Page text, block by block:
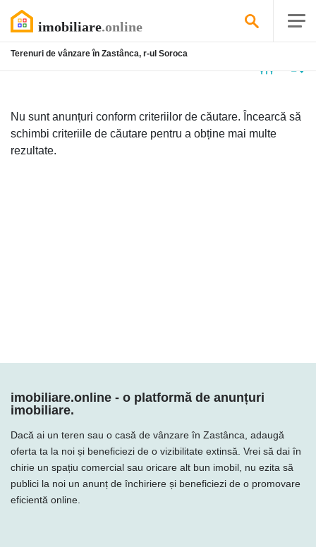
Terenuri de vânzare în Zastânca, r-ul Soroca
Nu sunt anunțuri conform criteriilor de căutare. Încearcă să
schimbi criteriile de căutare pentru a obține mai multe
rezultate.
imobiliare.online - o platformă de anunțuri
imobiliare.
Dacă ai un teren sau o casă de vânzare în Zastânca, adaugă
oferta ta la noi și beneficiezi de o vizibilitate extinsă. Vrei să dai în
chirie un spațiu comercial sau oricare alt bun imobil, nu ezita să
publici la noi un anunț de închiriere și beneficiezi de o promovare
eficientă online.